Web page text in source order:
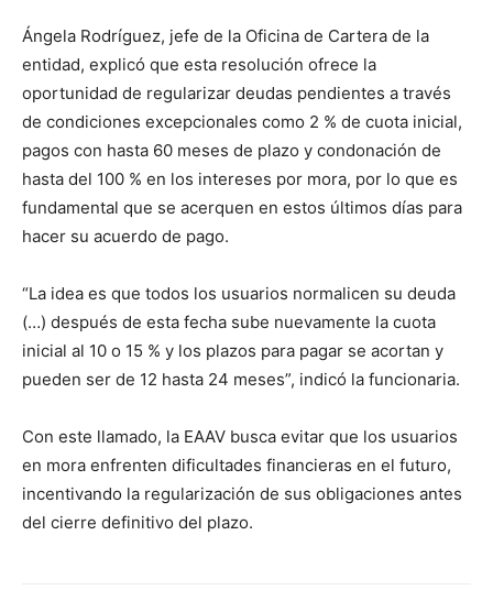
Ángela Rodríguez, jefe de la Oficina de Cartera de la
entidad, explicó que esta resolución ofrece la
oportunidad de regularizar deudas pendientes a través
de condiciones excepcionales como 2 % de cuota inicial,
pagos con hasta 60 meses de plazo y condonación de
hasta del 100 % en los intereses por mora, por lo que es
fundamental que se acerquen en estos últimos días para
hacer su acuerdo de pago.
“La idea es que todos los usuarios normalicen su deuda
(…) después de esta fecha sube nuevamente la cuota
inicial al 10 o 15 % y los plazos para pagar se acortan y
pueden ser de 12 hasta 24 meses”, indicó la funcionaria.
Con este llamado, la EAAV busca evitar que los usuarios
en mora enfrenten dificultades financieras en el futuro,
incentivando la regularización de sus obligaciones antes
del cierre definitivo del plazo.